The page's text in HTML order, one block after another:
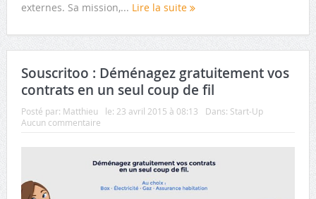
externes. Sa mission,... Lire la suite
Souscritoo : Déménagez gratuitement vos
contrats en un seul coup de fil
Posté par: Matthieu le: 23 avril 2015 à 08:13 Dans: Start-Up
Aucun commentaire